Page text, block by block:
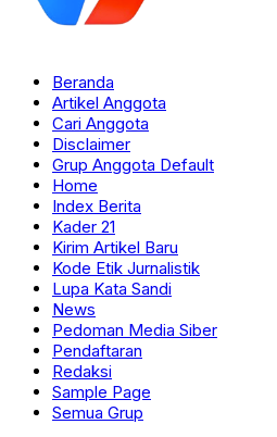
Beranda
Artikel Anggota
Cari Anggota
Disclaimer
Grup Anggota Default
Home
Index Berita
Kader 21
Kirim Artikel Baru
Kode Etik Jurnalistik
Lupa Kata Sandi
News
Pedoman Media Siber
Pendaftaran
Redaksi
Sample Page
Semua Grup